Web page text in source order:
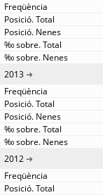
2013
2012